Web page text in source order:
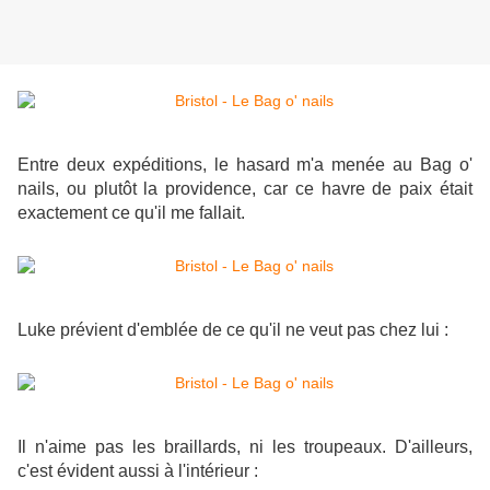
Entre deux expéditions, le hasard m'a menée au Bag o'
nails, ou plutôt la providence, car ce havre de paix était
exactement ce qu'il me fallait.
Luke prévient d'emblée de ce qu'il ne veut pas chez lui :
Il n'aime pas les braillards, ni les troupeaux. D'ailleurs,
c'est évident aussi à l'intérieur :